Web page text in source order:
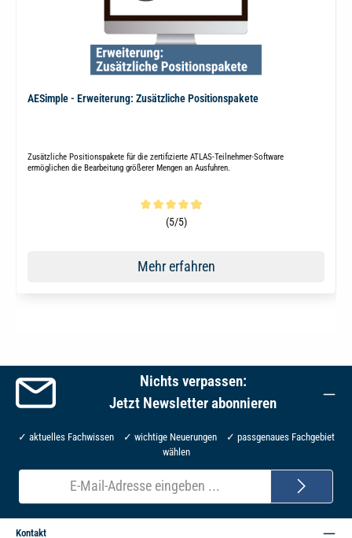
AESimple - Erweiterung: Zusätzliche Positionspakete
Zusätzliche Positionspakete für die zertifizierte ATLAS-Teilnehmer-Software
ermöglichen die Bearbeitung größerer Mengen an Ausfuhren.
Durchschnittliche Bewertung von 4.9 von 5 Sternen
(5/5)
Mehr erfahren
Nichts verpassen:
Jetzt Newsletter abonnieren
✓ aktuelles Fachwissen ✓ wichtige Neuerungen ✓ passgenaues Fachgebiet
wählen
E-
Mail-
Adresse*
Kontakt